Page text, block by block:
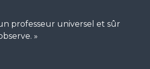
professeur universel et sûr
»